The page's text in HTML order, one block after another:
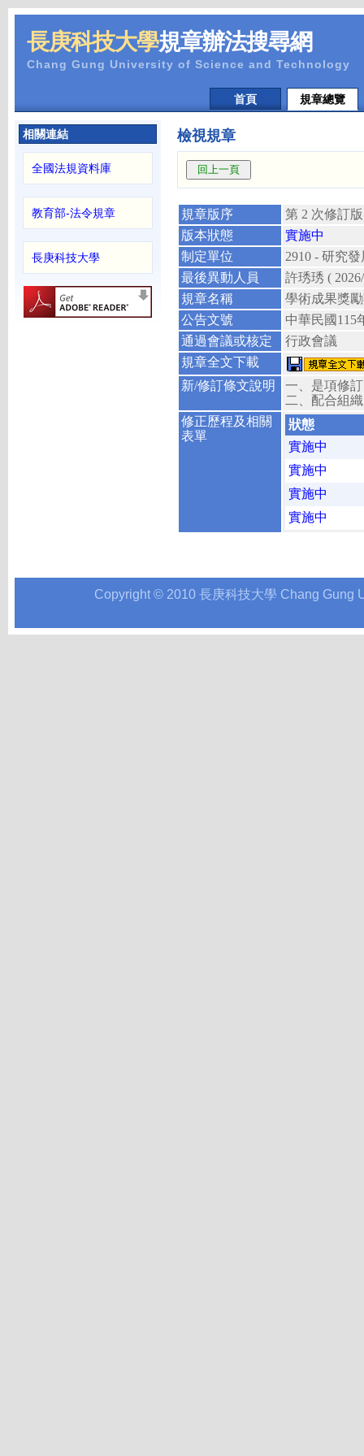
長庚科技大學規章辦法搜尋網
Chang Gung University of Science and Technology
首頁 規章總覽
相關連結
全國法規資料庫
教育部-法令規章
長庚科技大學
檢視規章
規章版序
第 2 次修訂版
版本狀態
實施中
制定單位
2910 - 研究
最後異動人員
許琇琇 (
規章名稱
學術成果獎
公告文號
中華民國 115
通過會議或核定
行政會議
規章全文下載
新/修訂條文說明
一、是項修
二、配合組
修正歷程及相關
表單
狀態
實施中
實施中
實施中
實施中
Copyright © 2010 長庚科技大學 Chang Gung